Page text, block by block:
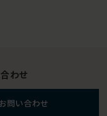
わせ
問い合わせ